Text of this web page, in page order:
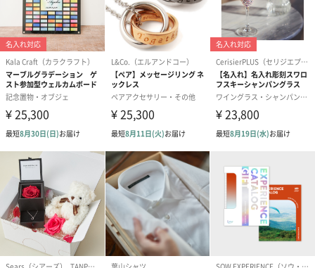
フラワーテディベア
（2,390円）
テディベア（バニラ）
（1,760円）
テディベア（
ル）（1,760円
紅茶・コーヒー・スイーツ
紅茶・コーヒー・スイーツを同梱してお届けいたします。ギフト
への＋αにおすすめです。